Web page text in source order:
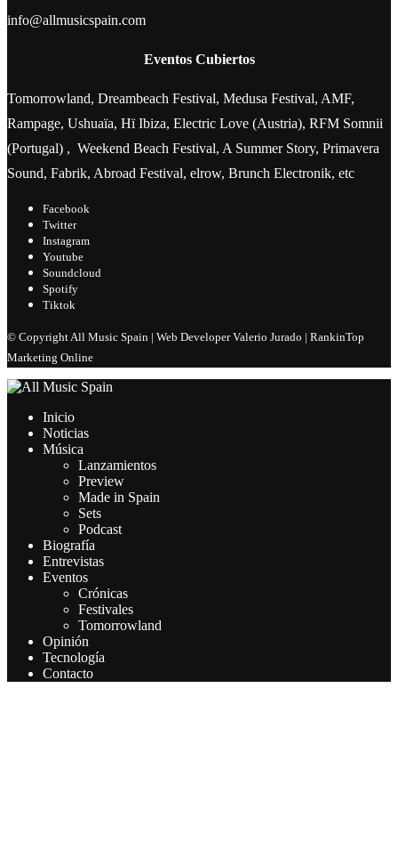
info@allmusicspain.com
Eventos Cubiertos
Tomorrowland, Dreambeach Festival, Medusa Festival, AMF,
Rampage, Ushuaïa, Hï Ibiza, Electric Love (Austria), RFM Somnii
(Portugal) , Weekend Beach Festival, A Summer Story, Primavera
Sound, Fabrik, Abroad Festival, elrow, Brunch Electronik, etc
Facebook
Twitter
Instagram
Youtube
Soundcloud
Spotify
Tiktok
© Copyright All Music Spain | Web Developer Valerio Jurado | RankinTop
Marketing Online
Inicio
Noticias
Música
Lanzamientos
Preview
Made in Spain
Sets
Podcast
Biografía
Entrevistas
Eventos
Crónicas
Festivales
Tomorrowland
Opinión
Tecnología
Contacto